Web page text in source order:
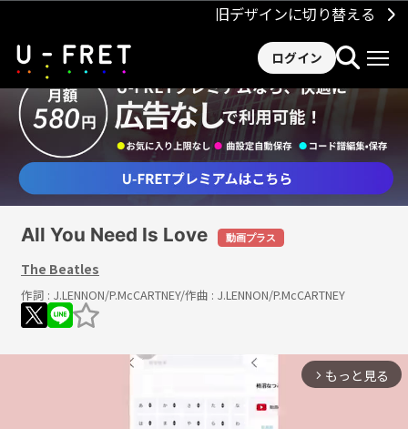
旧デザインに切り替える
ログイン
All You Need Is Love 動画プラス
The Beatles
作詞 : J.LENNON/P.McCARTNEY/作曲 : J.LENNON/P.McCARTNEY
arrow_forward_ios もっと見る